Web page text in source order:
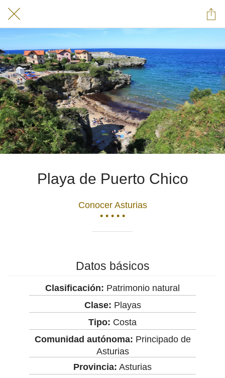
Playa de Puerto Chico
Conocer Asturias
• • • • •
Datos básicos
Clasificación: Patrimonio natural
Clase: Playas
Tipo: Costa
Comunidad autónoma: Principado de
Asturias
Provincia: Asturias